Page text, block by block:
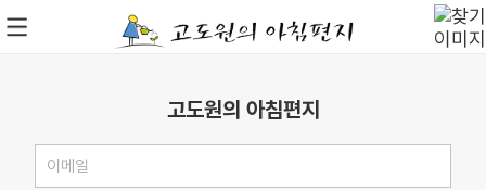
고도원의 아침편지